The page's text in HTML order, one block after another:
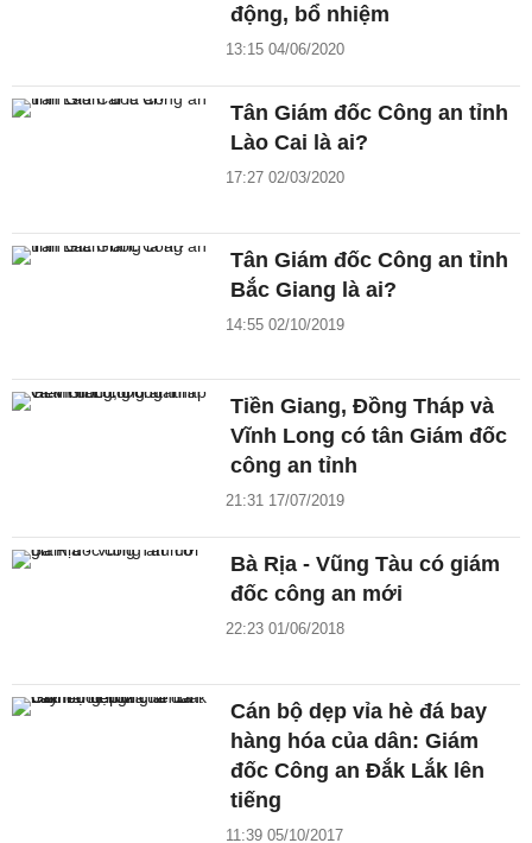
động, bổ nhiệm
13:15 04/06/2020
Tân Giám đốc Công an tỉnh
Lào Cai là ai?
17:27 02/03/2020
Tân Giám đốc Công an tỉnh
Bắc Giang là ai?
14:55 02/10/2019
Tiền Giang, Đồng Tháp và
Vĩnh Long có tân Giám đốc
công an tỉnh
21:31 17/07/2019
Bà Rịa - Vũng Tàu có giám
đốc công an mới
22:23 01/06/2018
Cán bộ dẹp vỉa hè đá bay
hàng hóa của dân: Giám
đốc Công an Đắk Lắk lên
tiếng
11:39 05/10/2017